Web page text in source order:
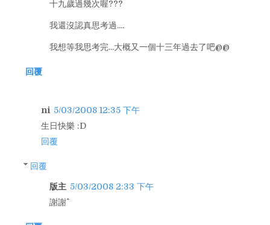
十九歲過幾次喔???
我還沒認真思考過....
我想等我思考完...大概又一個十三年過去了吧@@
回覆
ni 5/03/2008 12:35 下午
生日快樂 :D
回覆
回覆
版主 5/03/2008 2:33 下午
謝謝^^